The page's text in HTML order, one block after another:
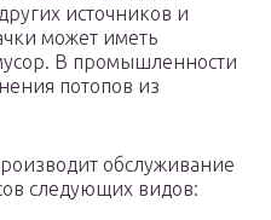
источников и
может иметь
В промышленности
потопов из
обслуживание
следующих видов: